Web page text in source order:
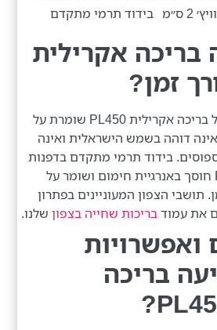
בידוד תרמי מתקדם
בריכה אקרילית
המעטפת האקרילית של בריכה אקרילית PL450 שומרת על
דוהה בשמש הישראלית ואינה
בידוד תרמי מתקדם בדפנות
בריכה אקרילית PL450 חוסך באנרגיית חימום ושומר על
תושבי הצפון המעוניינים בפתרון
את עמודבריכות שחייה בצפון שלנו.
ואפשרויות
בריכה